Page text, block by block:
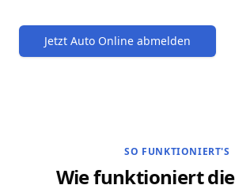
Jetzt Auto Online abmelden
SO FUNKTIONIERT'S
Wie funktioniert